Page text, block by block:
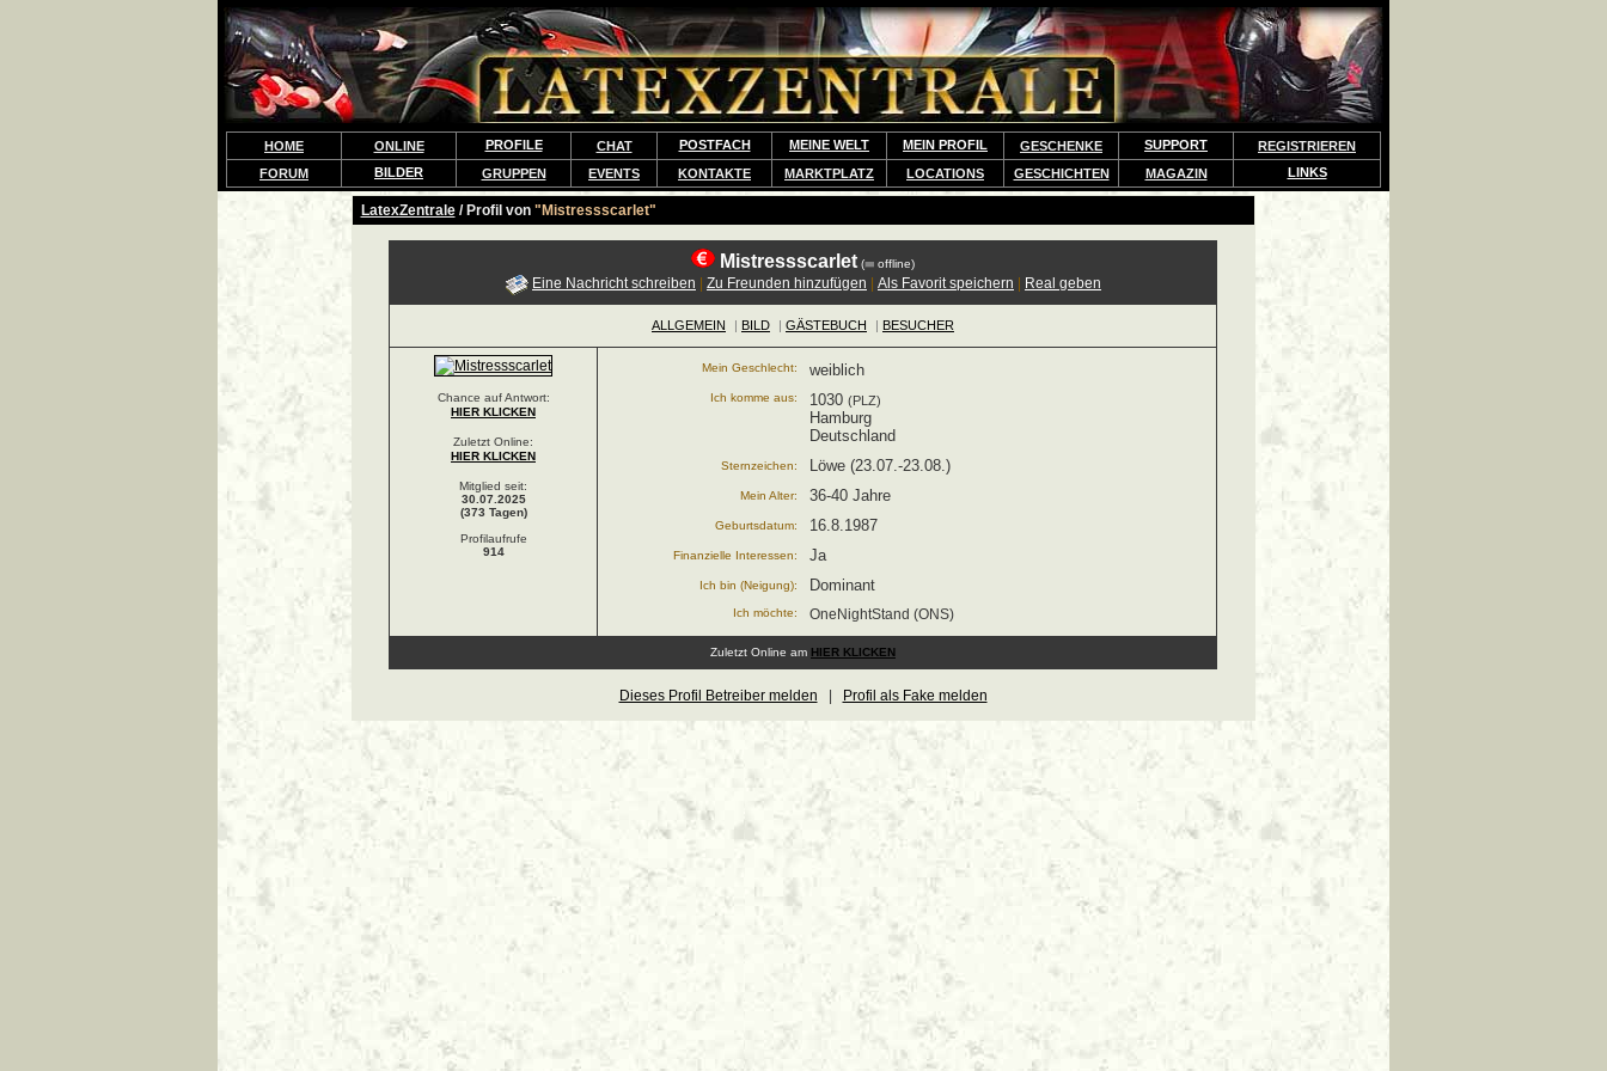
HOME ONLINE PROFILE CHAT POSTFACH MEINE WELT MEIN PROFIL GESCHENKE SUPPORT
REGISTRIEREN
FORUM
BILDER GRUPPEN EVENTS KONTAKTE MARKTPLATZ LOCATIONS GESCHICHTEN MAGAZIN LINKS
LatexZentrale/ Profil von "Mistressscarlet"
Mistressscarlet ( offline)
Eine Nachricht schreiben Zu Freunden hinzufügen Als Favorit speichern Real geben
ALLGEMEIN | BILD | GÄSTEBUCH | BESUCHER
Chance auf Antwort:
HIER KLICKEN
Zuletzt Online:
HIER KLICKEN
Mitglied seit:
30.07.2025
(373 Tagen)
Profilaufrufe
914
Mein Geschlecht: weiblich
Ich komme aus: 1030 (PLZ)
Hamburg
Deutschland
Sternzeichen: Löwe (23.07.-23.08.)
Mein Alter: 36-40 Jahre
Geburtsdatum: 16.8.1987
Finanzielle Interessen: Ja
Ich bin (Neigung): Dominant
Ich möchte: OneNightStand (ONS)
Zuletzt Online am HIER KLICKEN
Dieses Profil Betreiber melden Profil als Fake melden